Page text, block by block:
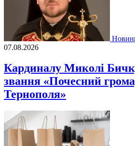
07.08.2026
Кардиналу Миколі
звання «Почесний
Тернополя»